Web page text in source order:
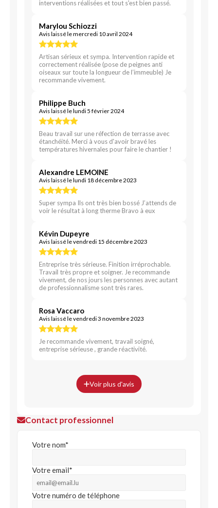
interventions réalisées et tout s'est bien passé.
Marylou Schiozzi
Avis laissé le mercredi 10 avril 2024
Artisan sérieux et sympa. Intervention rapide et
correctement réalisée (pose de peignes anti
oiseaux sur toute la longueur de l’immeuble) Je
recommande vivement.
Philippe Buch
Avis laissé le lundi 5 février 2024
Beau travail sur une réfection de terrasse avec
étanchéité. Merci à vous d'avoir bravé les
températures hivernales pour faire le chantier !
Alexandre LEMOINE
Avis laissé le lundi 18 décembre 2023
Super sympa Ils ont très bien bossé J’attends de
voir le résultat à long therme Bravo à eux
Kévin Dupeyre
Avis laissé le vendredi 15 décembre 2023
Entreprise très sérieuse. Finition irréprochable.
Travail très propre et soigner. Je recommande
vivement, de nos jours les personnes avec autant
de professionnalisme sont très rares.
Rosa Vaccaro
Avis laissé le vendredi 3 novembre 2023
Je recommande vivement, travail soigné,
entreprise sérieuse , grande réactivité.
Voir plus d'avis
Contact professionnel
Votre nom*
Votre email*
Votre numéro de téléphone